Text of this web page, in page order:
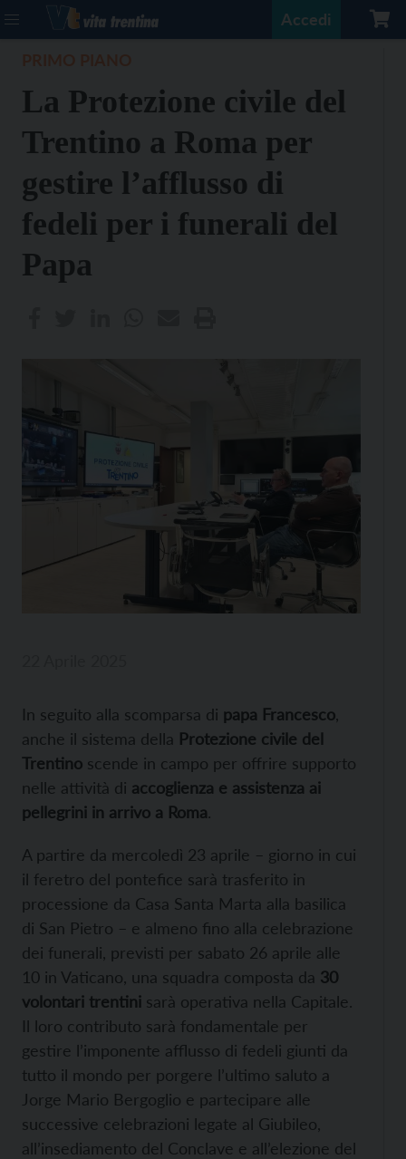
Accedi
La Protezione civile del
Trentino a Roma per
gestire l’afflusso di
fedeli per i funerali del
Papa
In seguito alla scomparsa di papa Francesco
anche il sistema della Protezione civile del
Trentino scende in campo per offrire supporto
nelle attività di accoglienza e assistenza ai
pellegrini in arrivo a Roma.
A partire da mercoledì 23 aprile – giorno in cui
il feretro del pontefice sarà trasferito in
processione da Casa Santa Marta alla basilica
di San Pietro – e almeno fino alla celebrazione
dei funerali, previsti per sabato 26 aprile alle
10 in Vaticano, una squadra composta da 30
volontari trentini sarà operativa nella Capitale.
Il loro contributo sarà fondamentale per
gestire l’imponente afflusso di fedeli giunti da
tutto il mondo per porgere l’ultimo saluto a
Jorge Mario Bergoglio e partecipare alle
successive celebrazioni legate al Giubileo,
all’insediamento del Conclave e all’elezione del